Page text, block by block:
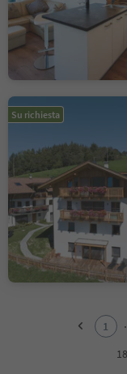
Su richiesta
1